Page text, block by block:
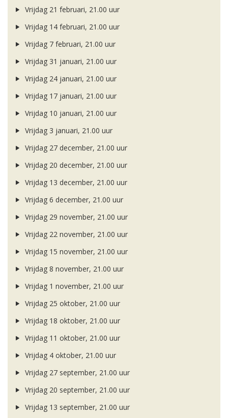
Vrijdag 21 februari, 21.00 uur
Vrijdag 14 februari, 21.00 uur
Vrijdag 7 februari, 21.00 uur
Vrijdag 31 januari, 21.00 uur
Vrijdag 24 januari, 21.00 uur
Vrijdag 17 januari, 21.00 uur
Vrijdag 10 januari, 21.00 uur
Vrijdag 3 januari, 21.00 uur
Vrijdag 27 december, 21.00 uur
Vrijdag 20 december, 21.00 uur
Vrijdag 13 december, 21.00 uur
Vrijdag 6 december, 21.00 uur
Vrijdag 29 november, 21.00 uur
Vrijdag 22 november, 21.00 uur
Vrijdag 15 november, 21.00 uur
Vrijdag 8 november, 21.00 uur
Vrijdag 1 november, 21.00 uur
Vrijdag 25 oktober, 21.00 uur
Vrijdag 18 oktober, 21.00 uur
Vrijdag 11 oktober, 21.00 uur
Vrijdag 4 oktober, 21.00 uur
Vrijdag 27 september, 21.00 uur
Vrijdag 20 september, 21.00 uur
Vrijdag 13 september, 21.00 uur